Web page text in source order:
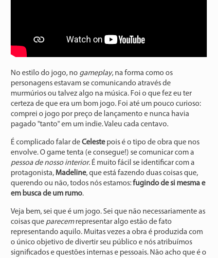
No estilo do jogo, no gameplay, na forma como os
personagens estavam se comunicando através de
murmúrios ou talvez algo na música. Foi o que fez eu ter
certeza de que era um bom jogo. Foi até um pouco curioso:
comprei o jogo por preço de lançamento e nunca havia
pagado "tanto" em um indie. Valeu cada centavo.
É complicado falar deCeleste pois é o tipo de obra que nos
envolve. O game tenta (e consegue!) se comunicar com a
pessoa de nosso interior. É muito fácil se identificar com a
protagonista, Madeline, que está fazendo duas coisas que,
querendo ou não, todos nós estamos:fugindo de si mesma e
em busca de um rumo.
Veja bem, sei que é um jogo. Sei que não necessariamente as
coisas que parecemrepresentar algo estão de fato
representando aquilo. Muitas vezes a obra é produzida com
o único objetivo de divertir seu público e nós atribuímos
significados e questões internas e pessoais. Não acho que é o